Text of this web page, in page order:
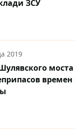
ЗСУ
2019
времен